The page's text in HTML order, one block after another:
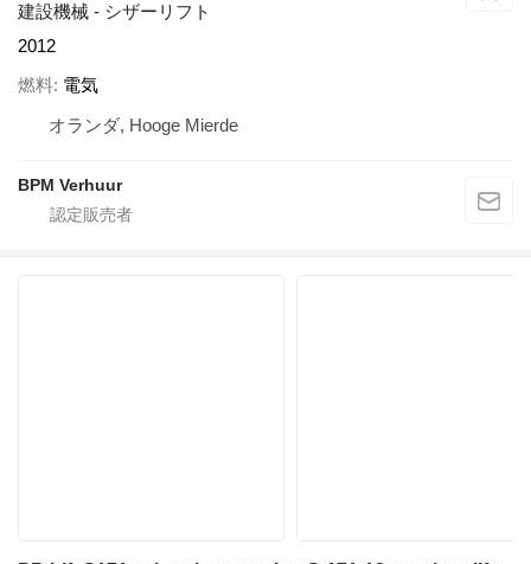
建設機械 - シザーリフト
2012
燃料 電気
オランダ, Hooge Mierde
BPM Verhuur